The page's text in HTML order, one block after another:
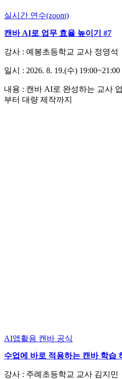
실시간 연수(zoom)
캔바 AI로 업무 효율 높이기 #7
강사 : 예봉초등학교 교사 정영석
일시 : 2026. 8. 19.(수) 19:00~21:00
내용 : 캔바 AI로 완성하는 교사
부터 대량 제작까지
AI앱활용 캔바 공식
수업에 바로 적용하는 캔바 학습
강사 : 주례초등학교 교사 김지민